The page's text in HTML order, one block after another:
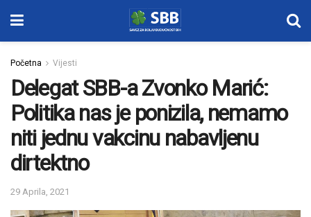
Početna Vijesti
Delegat SBB-a Zvonko Marić:
Politika nas je ponizila, nemamo
niti jednu vakcinu nabavljenu
dirtektno
29 Aprila, 2021